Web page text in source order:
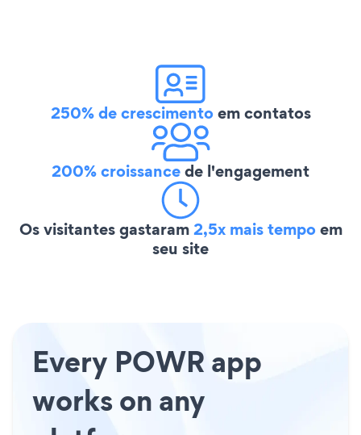
250% de crescimentoem contatos
200% croissancede l'engagement
Os visitantes gastaram2,5x mais tempoem
seu site
Every POWR app
works on any